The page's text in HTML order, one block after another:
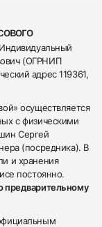
(ОГРНИП
адрес 119361,
осуществляется
с физическими
Сергей
(посредника). В
и хранения
постоянно.
предварительному